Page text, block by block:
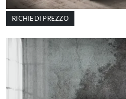
RICHIEDI PREZZO